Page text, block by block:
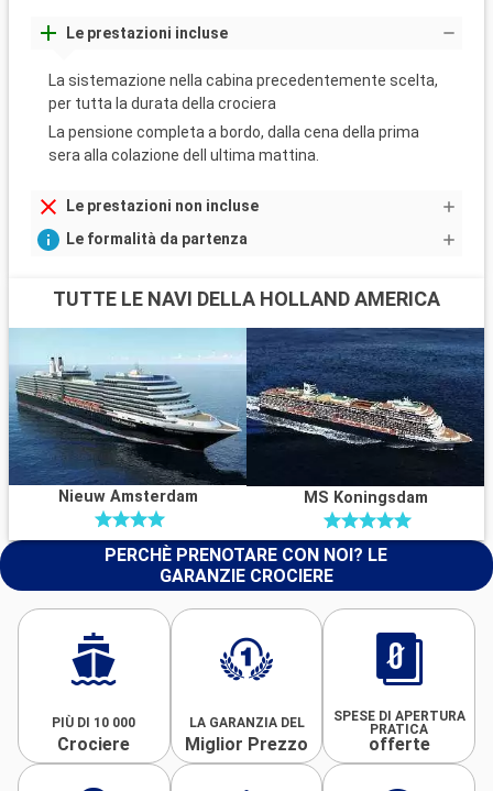
Le prestazioni incluse
La sistemazione nella cabina precedentemente scelta,
per tutta la durata della crociera
La pensione completa a bordo, dalla cena della prima
sera alla colazione dell ultima mattina.
Le prestazioni non incluse
Le formalità da partenza
TUTTE LE NAVI DELLA HOLLAND AMERICA
Nieuw Amsterdam MS Koningsdam
PERCHÈ PRENOTARE CON NOI? LE
GARANZIE CROCIERE
PIÙ DI 10 000
Crociere
LA GARANZIA DEL
Miglior Prezzo
SPESE DI APERTURA
PRATICA
offerte